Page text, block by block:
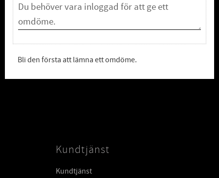
Bli den första att lämna ett omdöme.
Kundtjänst
Kundtjänst